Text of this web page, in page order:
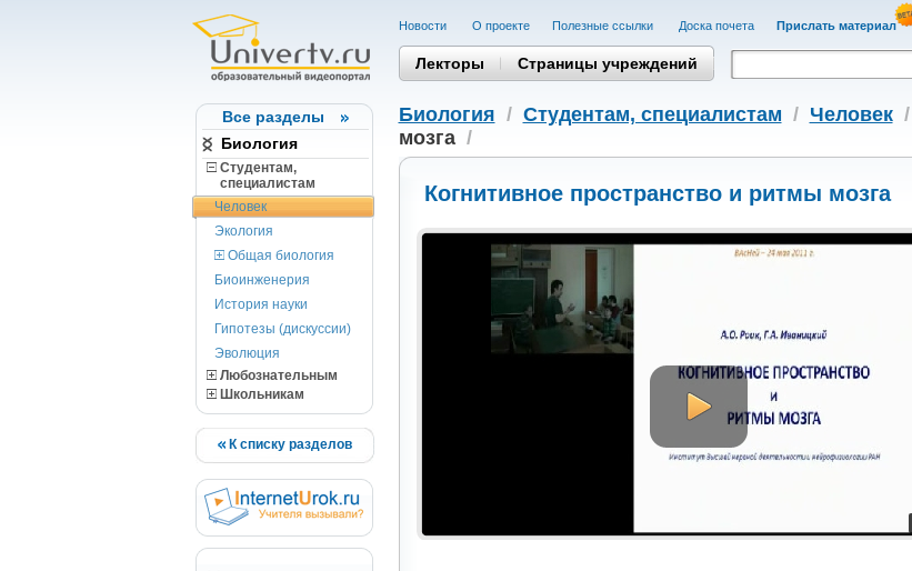
Все разделы
Биология
Студентам,
cпециалистам
Человек
Экология
Общая биология
Биоинженерия
История науки
Гипотезы (дискуссии)
Эволюция
Любознательным
Школьникам
К списку разделов
Новости О проекте Полезные cсылки Доска почета Прислать материал
Лекторы Страницы учреждений
Биология / Студентам, cпециалистам / Человек/
мозга/
Когнитивное пространство и ритмы мозга